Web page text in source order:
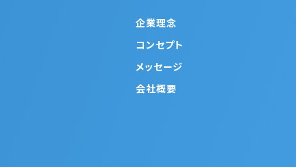
企業理念
コンセプト
メッセージ
会社概要